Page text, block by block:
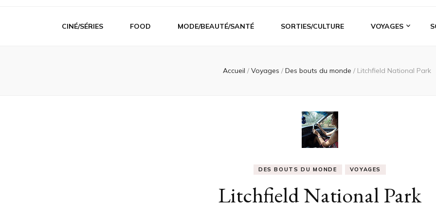
CINÉ/SÉRIES FOOD MODE/BEAUTÉ/SANTÉ SORTIES/CULTURE VOYAGES
Accueil / Voyages / Des bouts du monde / Litchfield National Park
DES BOUTS DU MONDE VOYAGES
Litchfield National Park